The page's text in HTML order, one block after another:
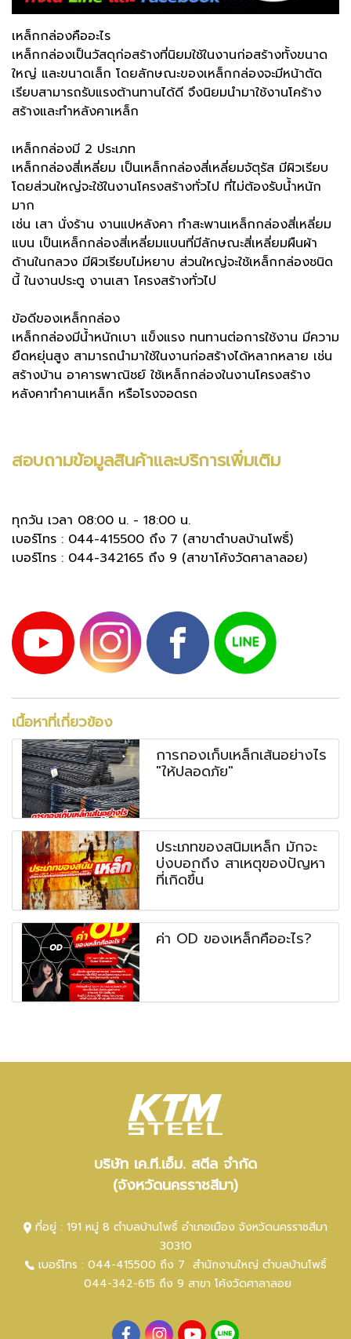
เหล็กกล่องคืออะไร
เหล็กกล่องเป็นวัสดุก่อสร้างที่นิยมใช้ในงานก่อสร้างทั้งขนาด
ใหญ่ และขนาดเล็ก โดยลักษณะของเหล็กกล่องจะมีหน้าตัด
เรียบสามารถรับแรงต้านทานได้ดี จึงนิยมนำมาใช้งานโคร้าง
สร้างและทำหลังคาเหล็ก
เหล็กกล่องมี 2 ประเภท
เหล็กกล่องสี่เหลี่ยม เป็นเหล็กกล่องสี่เหลี่ยมจัตุรัส มีผิวเรียบ
โดยส่วนใหญ่จะใช้ในงานโครงสร้างทั่วไป ที่ไม่ต้องรับน้ำหนัก
มาก
เช่น เสา นั่งร้าน งานแปหลังคา ทำสะพานเหล็กกล่องสี่เหลี่ยม
แบน เป็นเหล็กกล่องสี่เหลี่ยมแบนที่มีลักษณะสี่เหลี่ยมผืนผ้า
ด้านในกลวง มีผิวเรียบไม่หยาบ ส่วนใหญ่จะใช้เหล็กกล่องชนิด
นี้ ในงานประตู งานเสา โครงสร้างทั่วไป
ข้อดีของเหล็กกล่อง
เหล็กกล่องมีน้ำหนักเบา แข็งแรง ทนทานต่อการใช้งาน มีความ
ยืดหยุ่นสูง สามารถนำมาใช้ในงานก่อสร้างได้หลากหลาย เช่น
สร้างบ้าน อาคารพาณิชย์ ใช้เหล็กกล่องในงานโครงสร้าง
หลังคาทำคานเหล็ก หรือโรงจอดรถ
สอบถามข้อมูลสินค้าและบริการเพิ่มเติม
ทุกวัน เวลา 08:00 น. - 18:00 น.
เบอร์โทร : 044-415500 ถึง 7 (สาขาตำบลบ้านโพธิ์)
เบอร์โทร : 044-342165 ถึง 9 (สาขาโค้งวัดศาลาลอย)
เนื้อหาที่เกี่ยวข้อง
การกองเก็บเหล็กเส้นอย่างไร
"ให้ปลอดภัย"
ประเภทของสนิมเหล็ก มักจะ
บ่งบอกถึง สาเหตุของปัญหา
ที่เกิดขึ้น
ค่า OD ของเหล็กคืออะไร?
บริษัท เค.ที.เอ็ม. สตีล จำกัด
(จังหวัดนครราชสีมา)
ที่อยู่ : 191 หมู่ 8 ตำบลบ้านโพธิ์ อำเภอเมือง จังหวัดนครราชสีมา
30310
เบอร์โทร : 044-415500 ถึง 7 สำนักงานใหญ่ ตำบลบ้านโพธิ์
044-342-615 ถึง 9 สาขา โค้งวัดศาลาลอย